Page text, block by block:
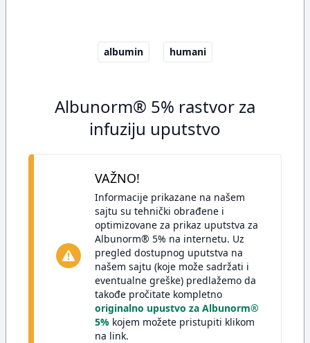
albumin humani
Albunorm® 5% rastvor za
infuziju uputstvo
VAŽNO!
Informacije prikazane na našem
sajtu su tehnički obrađene i
optimizovane za prikaz uputstva za
Albunorm® 5% na internetu. Uz
pregled dostupnog uputstva na
našem sajtu (koje može sadržati i
eventualne greške) predlažemo da
takođe pročitate kompletno
originalno upustvo za Albunorm®
5% kojem možete pristupiti klikom
na link.